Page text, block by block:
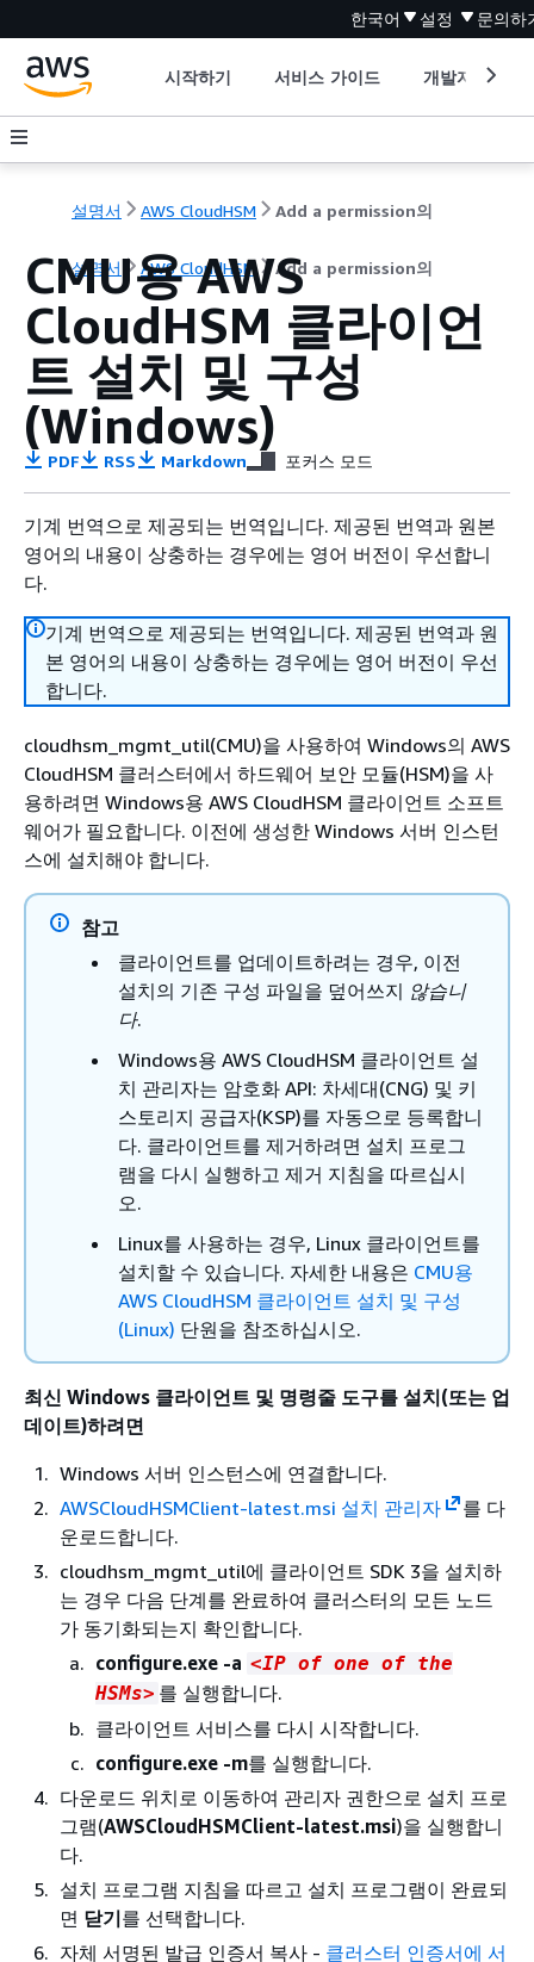
한국어 설정 문의하
시작하기 서비스 가이드 개발자 도구
설명서 AWS CloudHSM Add a permission의
설명서 AWS CloudHSM Add a permission의
CMU용 AWS
CloudHSM 클라이언
트 설치 및 구성
(Windows)
PDF RSS Markdown 포커스 모드
기계 번역으로 제공되는 번역입니다. 제공된 번역과 원본
영어의 내용이 상충하는 경우에는 영어 버전이 우선합니
다.
기계 번역으로 제공되는 번역입니다. 제공된 번역과 원
본 영어의 내용이 상충하는 경우에는 영어 버전이 우선
합니다.
cloudhsm_mgmt_util(CMU)을 사용하여 Windows의 AWS
CloudHSM 클러스터에서 하드웨어 보안 모듈(HSM)을 사
용하려면 Windows용 AWS CloudHSM 클라이언트 소프트
웨어가 필요합니다. 이전에 생성한 Windows 서버 인스턴
스에 설치해야 합니다.
참고
클라이언트를 업데이트하려는 경우, 이전
설치의 기존 구성 파일을 덮어쓰지 않습니
다.
Windows용 AWS CloudHSM 클라이언트 설
치 관리자는 암호화 API: 차세대(CNG) 및 키
스토리지 공급자(KSP)를 자동으로 등록합니
다. 클라이언트를 제거하려면 설치 프로그
램을 다시 실행하고 제거 지침을 따르십시
오.
Linux를 사용하는 경우, Linux 클라이언트를
설치할 수 있습니다. 자세한 내용은 CMU용
AWS CloudHSM 클라이언트 설치 및 구성
(Linux) 단원을 참조하십시오.
최신 Windows 클라이언트 및 명령줄 도구를 설치(또는 업
데이트)하려면
Windows 서버 인스턴스에 연결합니다.
AWSCloudHSMClient-latest.msi 설치 관리자
를 다
운로드합니다.
cloudhsm_mgmt_util에 클라이언트 SDK 3을 설치하
는 경우 다음 단계를 완료하여 클러스터의 모든 노드
가 동기화되는지 확인합니다.
configure.exe -a <IP of one of the
HSMs> 를 실행합니다.
클라이언트 서비스를 다시 시작합니다.
configure.exe -m를 실행합니다.
다운로드 위치로 이동하여 관리자 권한으로 설치 프로
그램(AWSCloudHSMClient-latest.msi)을 실행합니
다.
설치 프로그램 지침을 따르고 설치 프로그램이 완료되
면 닫기를 선택합니다.
자체 서명된 발급 인증서 복사 - 클러스터 인증서에 서